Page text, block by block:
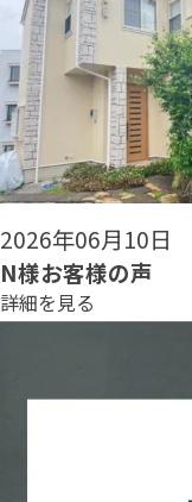
2026年06月08日
N様お客様の声
詳細を見る